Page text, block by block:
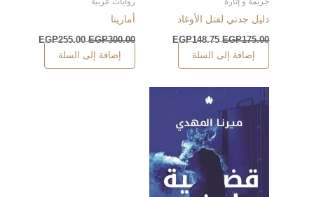
دليل جدتي لقتل الأوغاد
EGP175.00
EGP148.75
إضافة إلى السلة
أماريتا
EGP300.00
EGP255.00
إضافة إلى السلة